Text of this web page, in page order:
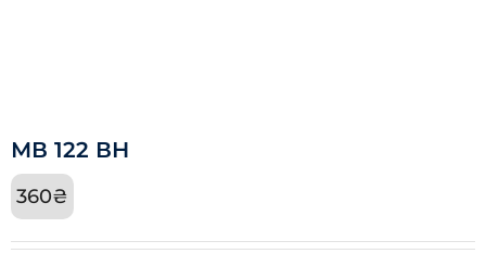
МВ 122 ВН
360₴